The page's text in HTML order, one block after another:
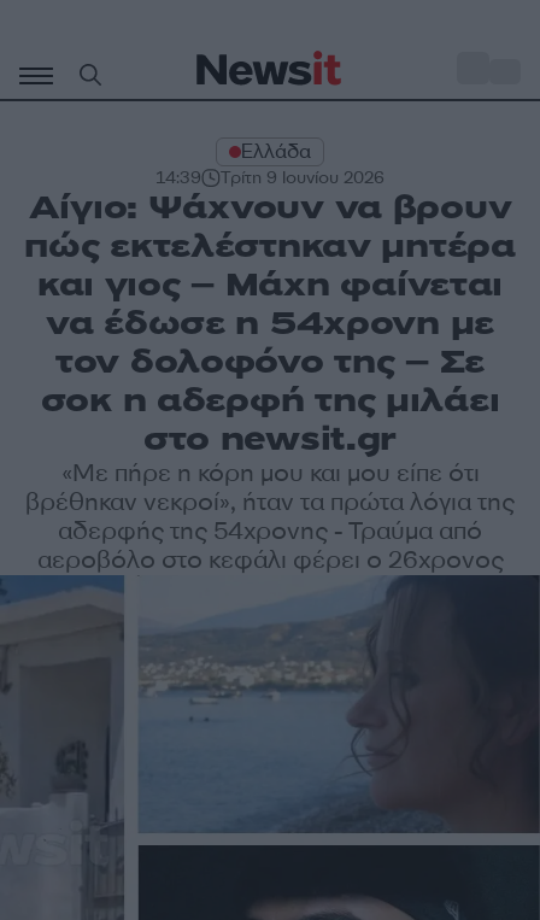
περιεχόμενο
Ελλάδα
14:39 Τρίτη 9 Ιουνίου 2026
Αίγιο: Ψάχνουν να βρουν
πώς εκτελέστηκαν μητέρα
και γιος – Μάχη φαίνεται
να έδωσε η 54χρονη με
τον δολοφόνο της – Σε
σοκ η αδερφή της μιλάει
στο newsit.gr
«Με πήρε η κόρη μου και μου είπε ότι
βρέθηκαν νεκροί», ήταν τα πρώτα λόγια της
αδερφής της 54χρονης - Τραύμα από
αεροβόλο στο κεφάλι φέρει ο 26χρονος